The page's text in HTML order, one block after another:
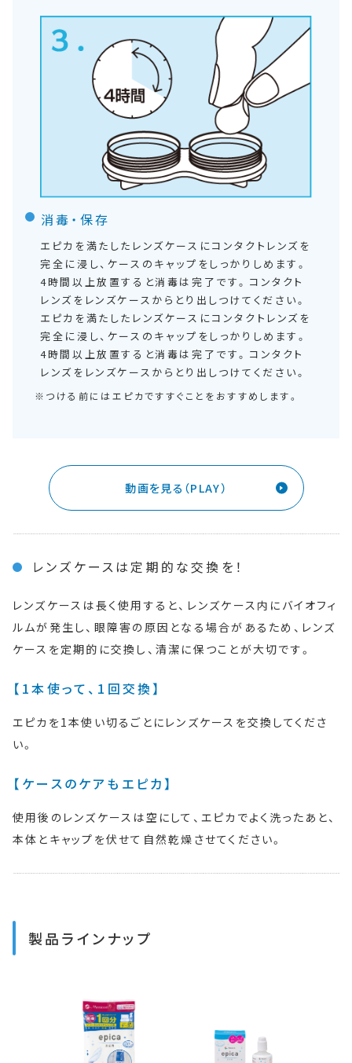
消毒・保存
エピカを満たしたレンズケースにコンタクトレンズを
完全に浸し、ケースのキャップをしっかりしめます。
4時間以上放置すると消毒は完了です。コンタクト
レンズをレンズケースからとり出しつけてください。
エピカを満たしたレンズケースにコンタクトレンズを
完全に浸し、ケースのキャップをしっかりしめます。
4時間以上放置すると消毒は完了です。コンタクト
レンズをレンズケースからとり出しつけてください。
つける前にはエピカですすぐことをおすすめします。
動画を見る（PLAY）
レンズケースは定期的な交換を！
レンズケースは長く使用すると、レンズケース内にバイオフィ
ルムが発生し、眼障害の原因となる場合があるため、レンズ
ケースを定期的に交換し、清潔に保つことが大切です。
【1本使って、1回交換】
エピカを1本使い切るごとにレンズケースを交換してくださ
い。
【ケースのケアもエピカ】
使用後のレンズケースは空にして、エピカでよく洗ったあと、
本体とキャップを伏せて自然乾燥させてください。
製品ラインナップ